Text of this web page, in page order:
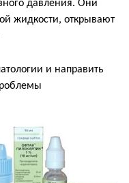
давления. Они
жидкости, открывают
и направить